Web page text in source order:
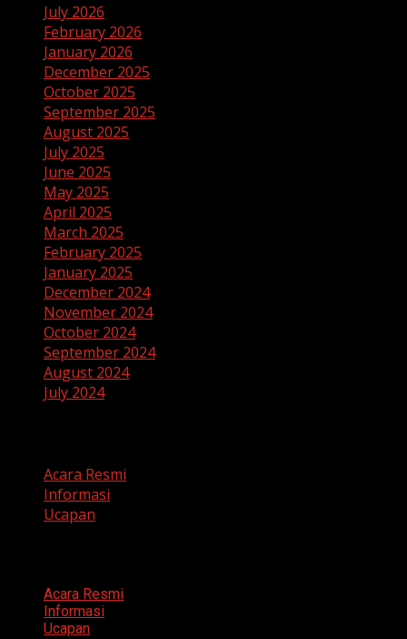
July 2026
February 2026
January 2026
December 2025
October 2025
September 2025
August 2025
July 2025
June 2025
May 2025
April 2025
March 2025
February 2025
January 2025
December 2024
November 2024
October 2024
September 2024
August 2024
July 2024
Acara Resmi
Informasi
Ucapan
Acara Resmi
Informasi
Ucapan